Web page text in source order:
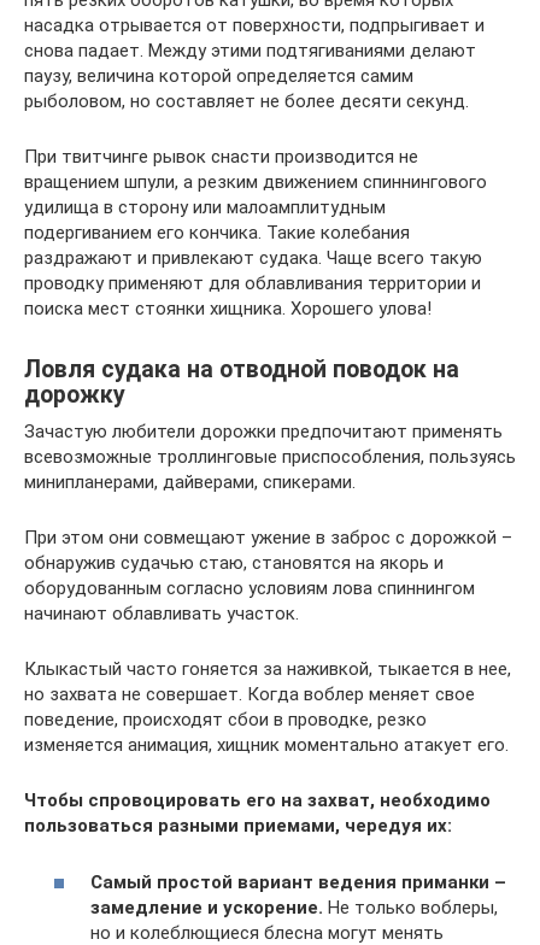
насадка отрывается от поверхности, подпрыгивает и
снова падает. Между этими подтягиваниями делают
паузу, величина которой определяется самим
рыболовом, но составляет не более десяти секунд.
При твитчинге рывок снасти производится не
вращением шпули, а резким движением спиннингового
удилища в сторону или малоамплитудным
подергиванием его кончика. Такие колебания
раздражают и привлекают судака. Чаще всего такую
проводку применяют для облавливания территории и
поиска мест стоянки хищника. Хорошего улова!
Ловля судака на отводной поводок на
дорожку
Зачастую любители дорожки предпочитают применять
всевозможные троллинговые приспособления, пользуясь
минипланерами, дайверами, спикерами.
При этом они совмещают ужение в заброс с дорожкой –
обнаружив судачью стаю, становятся на якорь и
оборудованным согласно условиям лова спиннингом
начинают облавливать участок.
Клыкастый часто гоняется за наживкой, тыкается в нее,
но захвата не совершает. Когда воблер меняет свое
поведение, происходят сбои в проводке, резко
изменяется анимация, хищник моментально атакует его.
Чтобы спровоцировать его на захват, необходимо
пользоваться разными приемами, чередуя их:
Самый простой вариант ведения приманки –
замедление и ускорение. Не только воблеры,
но и колеблющиеся блесна могут менять